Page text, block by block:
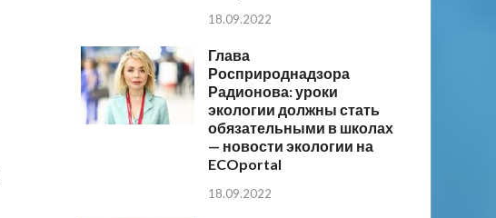
18.09.2022
Глава
Росприроднадзора
Радионова: уроки
экологии должны стать
обязательными в школах
— новости экологии на
ECOportal
18.09.2022